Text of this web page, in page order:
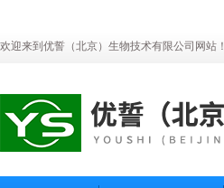
欢迎来到优誓（北京）生物技术有限公司网站！